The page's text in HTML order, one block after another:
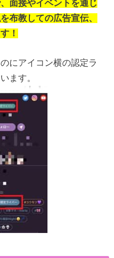
面接やイベントを通じ
布教しての広告宣伝、
！
にアイコン横の認定ラ
ます。